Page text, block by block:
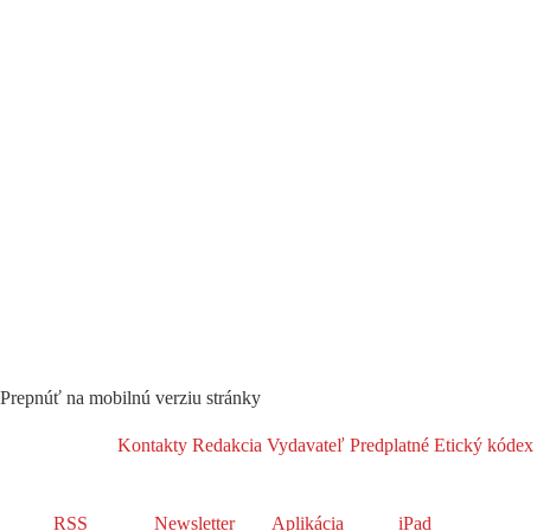
Prepnúť na mobilnú verziu stránky
Kontakty Redakcia Vydavateľ Predplatné Etický kódex
RSS Newsletter Aplikácia iPad